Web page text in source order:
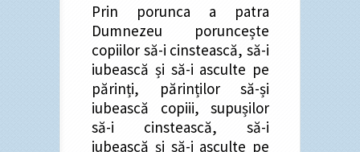
Prin porunca a patra
Dumnezeu poruncește
copiilor să-i cinstească, să-i
iubească și să-i asculte pe
părinți, părinților să-și
iubească copiii, supușilor
să-i cinstească, să-i
iubească și să-i asculte pe